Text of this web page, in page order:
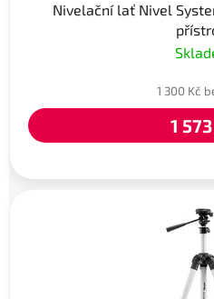
Nivelační lať Nivel
1 300 Kč
1